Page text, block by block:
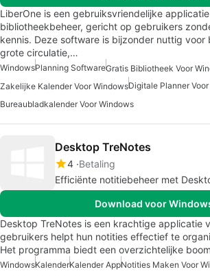
LiberOne is een gebruiksvriendelijke
bibliotheekbeheer, gericht op gebruikers
kennis. Deze software is bijzonder nuttig voor
grote circulatie,…
WindowsPlanning SoftwareGratis Bibliotheek Voor
Zakelijke Kalender Voor WindowsDigitale Planner
Bureaubladkalender Voor Windows
Desktop TreNotes
4 Betaling
Efficiënte notitiebeheer met
Download voor
Desktop TreNotes is een krachtige applicatie
gebruikers helpt hun notities effectief te
Het programma biedt een overzichtelijke
WindowsKalenderKalender AppNotities Maken Voor